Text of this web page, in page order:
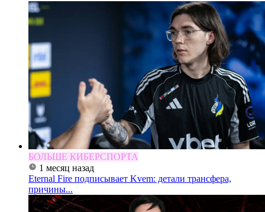
БОЛЬШЕ КИБЕРСПОРТА
1 месяц назад
Eternal Fire подписывает Kvem: детали трансфера,
причины...